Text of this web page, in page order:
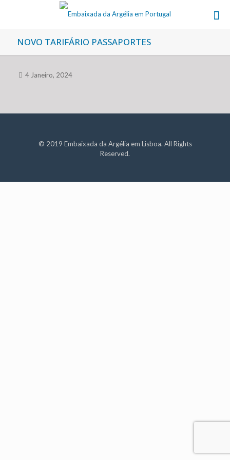
NOVO TARIFÁRIO PASSAPORTES
4 Janeiro, 2024
© 2019 Embaixada da Argélia em Lisboa. All Rights
Reserved.